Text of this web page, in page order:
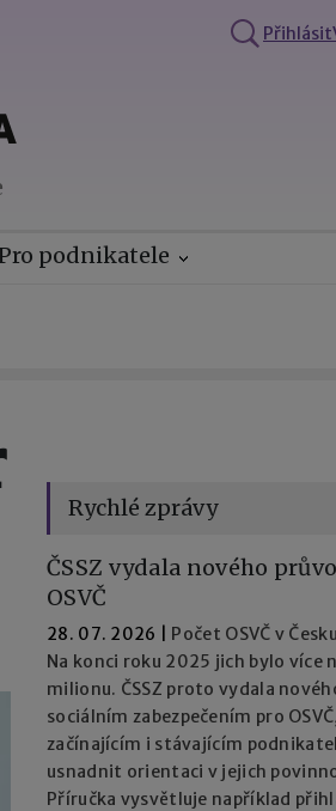
Přihlásit
podnikatele
Rychlé zprávy
ČSSZ vydala nového
OSVČ
28. 07. 2026
Počet OSVČ v
Na konci roku 2025 jich bylo více
milionu. ČSSZ proto vydala
sociálním zabezpečením pro
začínajícím i stávajícím
usnadnit orientaci v jejich
Příručka vysvětluje například